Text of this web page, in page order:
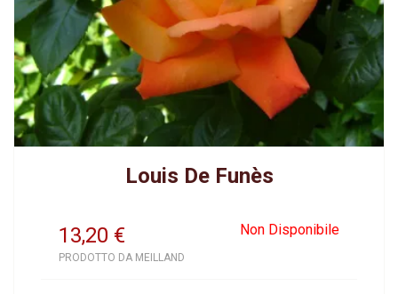
Louis De Funès
13,20 Non Disponibile
€
PRODOTTO DA MEILLAND